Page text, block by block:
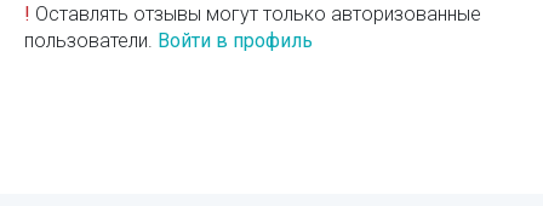
! Оставлять отзывы могут только авторизованные
пользователи. Войти в профиль